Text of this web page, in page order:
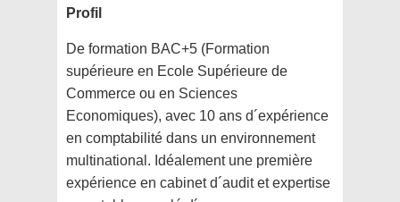
Profil
De formation BAC+5 (Formation
supérieure en Ecole Supérieure de
Commerce ou en Sciences
Economiques), avec 10 ans d´expérience
en comptabilité dans un environnement
multinational. Idéalement une première
expérience en cabinet d´audit et expertise